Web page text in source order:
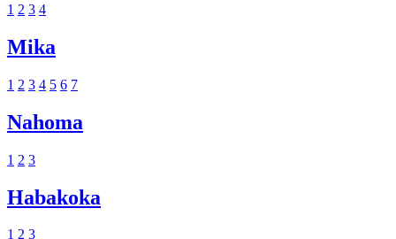
1 2 3 4
Mika
1 2 3 4 5 6 7
Nahoma
1 2 3
Habakoka
1 2 3